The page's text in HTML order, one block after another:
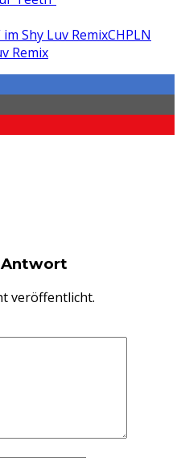
CHPLN
Remix
Antwort
veröffentlicht.